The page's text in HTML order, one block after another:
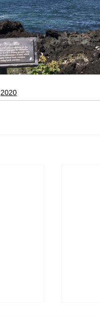
2020